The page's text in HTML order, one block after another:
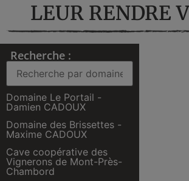
LEUR RENDRE
Recherche :
Domaine Le Portail -
Damien CADOUX
Domaine des Brissettes -
Maxime CADOUX
Cave coopérative des
Vignerons de Mont-Près-
Chambord